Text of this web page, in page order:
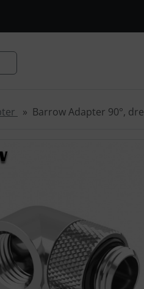
Barrow Adapter 90°,
existiert, können